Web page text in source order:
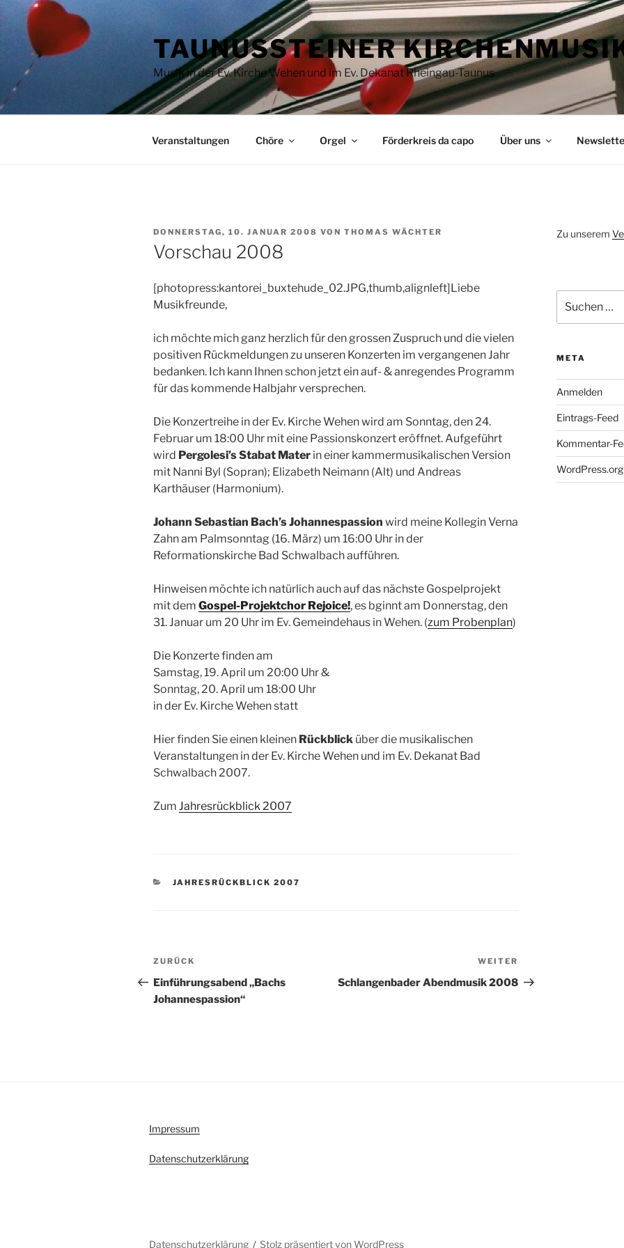
Zum
Inhalt
springen
TAUNUSSTEINER
Musik in der Ev. Kirche Wehen und im Ev. Dekanat Rheingau-Taunus
Veranstaltungen Chöre Orgel Förderkreis da capo Über uns
VERÖFFENTLICHT
AM
DONNERSTAG, 10. JANUAR 2008 VON THOMAS WÄCHTER
Vorschau 2008
[photopress:kantorei_buxtehude_02.JPG,thumb,alignleft]Liebe
Musikfreunde,
ich möchte mich ganz herzlich für den grossen Zuspruch und die vielen
positiven Rückmeldungen zu unseren Konzerten im vergangenen Jahr
bedanken. Ich kann Ihnen schon jetzt ein auf- & anregendes Programm
für das kommende Halbjahr versprechen.
Die Konzertreihe in der Ev. Kirche Wehen wird am Sonntag, den 24.
Februar um 18:00 Uhr mit eine Passionskonzert eröffnet. Aufgeführt
wird Pergolesi’s Stabat Mater in einer kammermusikalischen Version
mit Nanni Byl (Sopran); Elizabeth Neimann (Alt) und Andreas
Karthäuser (Harmonium).
Johann Sebastian Bach’s Johannespassion wird meine Kollegin Verna
Zahn am Palmsonntag (16. März) um 16:00 Uhr in der
Reformationskirche Bad Schwalbach aufführen.
Hinweisen möchte ich natürlich auch auf das nächste Gospelprojekt
mit dem Gospel-Projektchor Rejoice!, es bginnt am Donnerstag, den
31. Januar um 20 Uhr im Ev. Gemeindehaus in Wehen. (zum Probenplan)
Die Konzerte finden am
Samstag, 19. April um 20:00 Uhr &
Sonntag, 20. April um 18:00 Uhr
in der Ev. Kirche Wehen statt
Hier finden Sie einen kleinen Rückblick über die musikalischen
Veranstaltungen in der Ev. Kirche Wehen und im Ev. Dekanat Bad
Schwalbach 2007.
Zum Jahresrückblick 2007
KATEGORIEN
JAHRESRÜCKBLICK 2007
Beitragsnavigation
Vorheriger
Beitrag
ZURÜCK
Einführungsabend „Bachs
Johannespassion“
Beitrag
WEITER
Schlangenbader Abendmusik 2008
Zu unserem
nach:
META
Anmelden
Eintrags-Feed
Kommentar-
WordPress.org
Impressum
Datenschutzerklärung
Datenschutzerklärung Stolz präsentiert von WordPress